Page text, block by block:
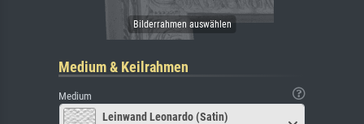
Medium & Keilrahmen
Medium
Leinwand Leonardo (Satin)